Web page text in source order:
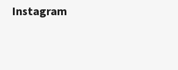
Instagram